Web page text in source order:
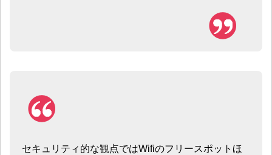
セキュリティ的な観点ではWifiのフリースポットほ